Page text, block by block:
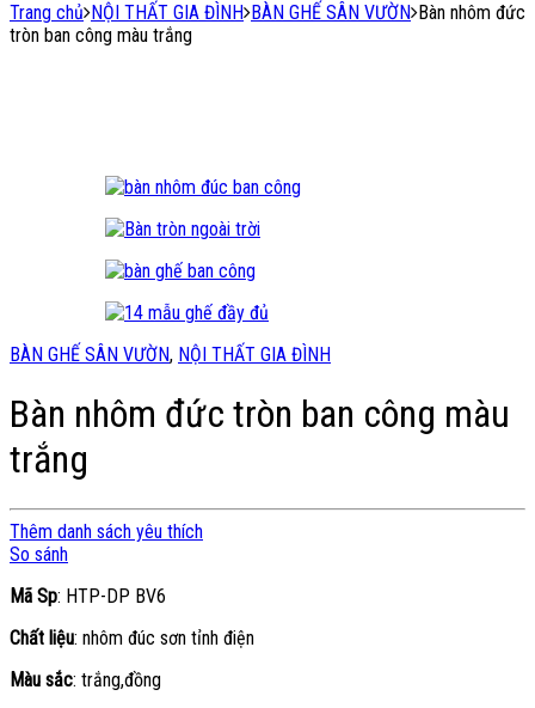
Trang chủ NỘI THẤT GIA ĐÌNH BÀN GHẾ SÂN VƯỜN Bàn nhôm đức
tròn ban công màu trắng
BÀN GHẾ SÂN VƯỜN, NỘI THẤT GIA ĐÌNH
Bàn nhôm đức tròn ban công màu
trắng
Thêm danh sách yêu thích
So sánh
Mã Sp: HTP-DP BV6
Chất liệu: nhôm đúc sơn tỉnh điện
Màu sắc: trắng,đồng